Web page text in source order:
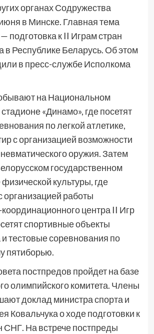
органах Содружества
в Минске. Главная тема
подготовка к II Играм стран
в Республике Беларусь. Об этом
в пресс-службе Исполкома
на Национальном
«Динамо», где посетят
по легкой атлетике,
с организацией возможности
оружия. Затем
государственном
культуры, где
организацией работы
центра II Игр
спортивные объекты
и тестовые соревнования по
пятиборью.
постпредов пройдет на базе
олимпийского комитета. Члены
доклад министра спорта и
Ковальчука о ходе подготовки к
СНГ. На встрече постпреды